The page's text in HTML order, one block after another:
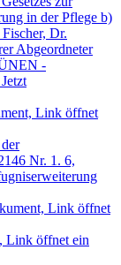
in der Pflege b)
Dr.
Abgeordneter
-
Link öffnet
Nr. 1. 6,
Link öffnet
Link öffnet ein